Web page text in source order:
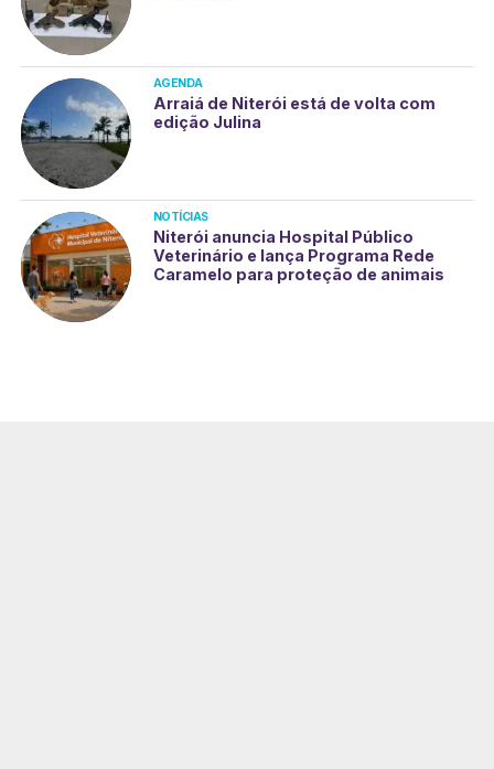
AGENDA
Arraiá de Niterói está de volta com
edição Julina
NOTÍCIAS
Niterói anuncia Hospital Público
Veterinário e lança Programa Rede
Caramelo para proteção de animais